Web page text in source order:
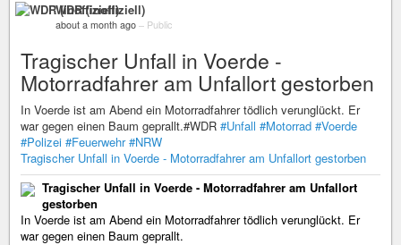
WDR (inoffiziell)
about a month ago – Public
Tragischer Unfall in Voerde -
Motorradfahrer am Unfallort gestorben
In Voerde ist am Abend ein Motorradfahrer tödlich verunglückt. Er
war gegen einen Baum geprallt.#WDR #Unfall #Motorrad #Voerde
#Polizei #Feuerwehr #NRW
Tragischer Unfall in Voerde - Motorradfahrer am Unfallort gestorben
Tragischer Unfall in Voerde - Motorradfahrer am Unfallort
gestorben
In Voerde ist am Abend ein Motorradfahrer tödlich verunglückt. Er
war gegen einen Baum geprallt.